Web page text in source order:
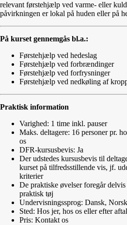
relevant førstehjælp ved varme- eller
påvirkningen er lokal på huden eller på
På kurset gennemgås bl.a.:
Førstehjælp ved hedeslag
Førstehjælp ved forbrændinger
Førstehjælp ved forfrysninger
Førstehjælp ved nedkøling af
Praktisk information
Varighed: 1 time inkl. pauser
Maks. deltagere: 16 personer pr.
os
DFR-kursusbevis: Ja
Der udstedes kursusbevis til
kurset på tilfredsstillende vis, jf.
kriterier
De praktiske øvelser foregår
praktisk tøj
Undervisningssprog: Dansk,
Sted: Hos jer, hos os eller efter
Pris: Kontakt os